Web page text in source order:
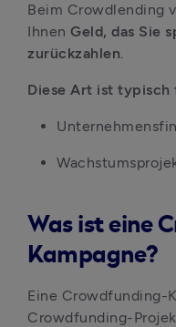
Beim Crowdlending
Ihnen Geld, das Sie
zurückzahlen.
Diese Art ist typisch
Was ist eine
Kampagne?
Eine Crowdfunding-
Crowdfunding-